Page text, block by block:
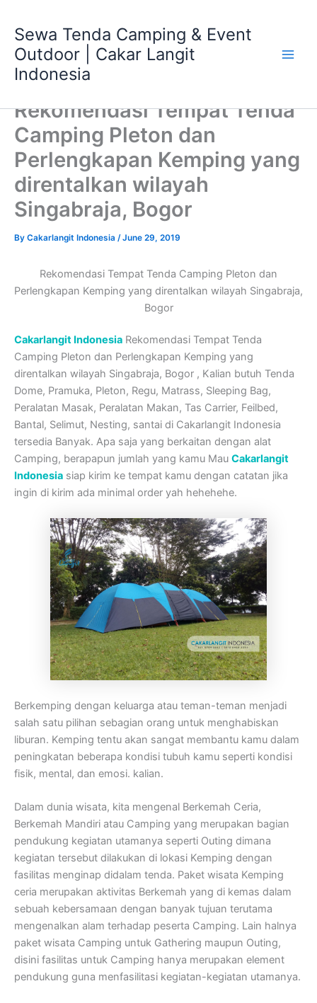
content
Sewa Tenda Camping & Event
Outdoor | Cakar Langit
Indonesia
Rekomendasi Tempat Tenda
Camping Pleton dan
Perlengkapan Kemping yang
direntalkan wilayah
Singabraja, Bogor
By Cakarlangit Indonesia /June 29, 2019
Rekomendasi Tempat Tenda Camping Pleton dan
Perlengkapan Kemping yang direntalkan wilayah Singabraja,
Bogor
Cakarlangit Indonesia Rekomendasi Tempat Tenda
Camping Pleton dan Perlengkapan Kemping yang
direntalkan wilayah Singabraja, Bogor , Kalian butuh Tenda
Dome, Pramuka, Pleton, Regu, Matrass, Sleeping Bag,
Peralatan Masak, Peralatan Makan, Tas Carrier, Feilbed,
Bantal, Selimut, Nesting, santai di Cakarlangit Indonesia
tersedia Banyak. Apa saja yang berkaitan dengan alat
Camping, berapapun jumlah yang kamu Mau Cakarlangit
Indonesia siap kirim ke tempat kamu dengan catatan jika
ingin di kirim ada minimal order yah hehehehe.
Berkemping dengan keluarga atau teman-teman menjadi
salah satu pilihan sebagian orang untuk menghabiskan
liburan. Kemping tentu akan sangat membantu kamu dalam
peningkatan beberapa kondisi tubuh kamu seperti kondisi
fisik, mental, dan emosi. kalian.
Dalam dunia wisata, kita mengenal Berkemah Ceria,
Berkemah Mandiri atau Camping yang merupakan bagian
pendukung kegiatan utamanya seperti Outing dimana
kegiatan tersebut dilakukan di lokasi Kemping dengan
fasilitas menginap didalam tenda. Paket wisata Kemping
ceria merupakan aktivitas Berkemah yang di kemas dalam
sebuah kebersamaan dengan banyak tujuan terutama
mengenalkan alam terhadap peserta Camping. Lain halnya
paket wisata Camping untuk Gathering maupun Outing,
disini fasilitas untuk Camping hanya merupakan element
pendukung guna menfasilitasi kegiatan-kegiatan utamanya.